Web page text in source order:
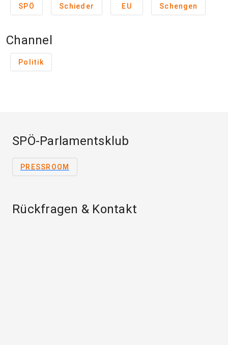
SPÖ Schieder EU Schengen
Channel
Politik
SPÖ-Parlamentsklub
PRESSROOM
Rückfragen & Kontakt